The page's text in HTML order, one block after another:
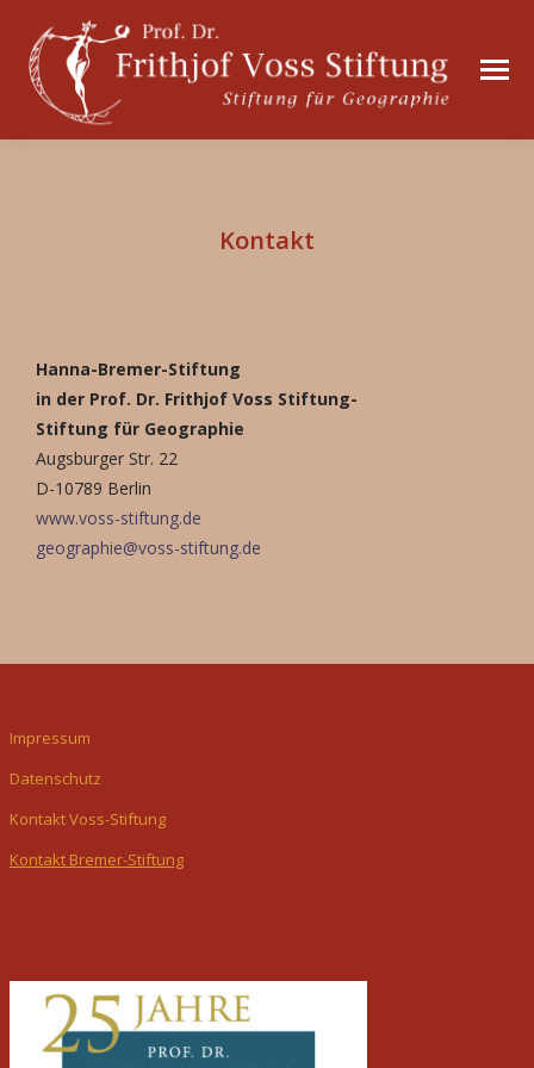
Kontakt
Hanna-Bremer-Stiftung
in der Prof. Dr. Frithjof Voss Stiftung-
Stiftung für Geographie
Augsburger Str. 22
D-10789 Berlin
www.voss-stiftung.de
geographie@voss-stiftung.de
Impressum
Datenschutz
Kontakt Voss-Stiftung
Kontakt Bremer-Stiftung